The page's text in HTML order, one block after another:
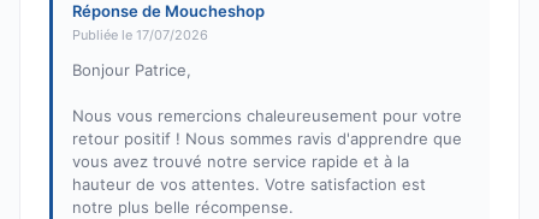
Réponse de Moucheshop
Publiée le 17/07/2026
Bonjour Patrice,
Nous vous remercions chaleureusement pour votre
retour positif ! Nous sommes ravis d'apprendre que
vous avez trouvé notre service rapide et à la
hauteur de vos attentes. Votre satisfaction est
notre plus belle récompense.